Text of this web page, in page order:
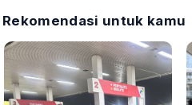
Rekomendasi untuk kamu